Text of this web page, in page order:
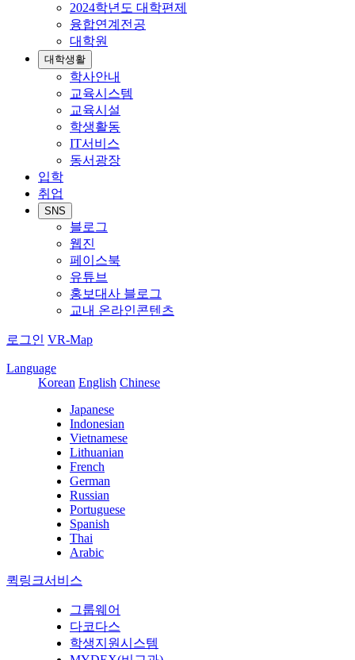
2024학년도 대학편제
융합연계전공
대학원
대학생활
학사안내
교육시스템
교육시설
학생활동
IT서비스
동서광장
입학
취업
SNS
블로그
웹진
페이스북
유튜브
홍보대사 블로그
교내 온라인콘텐츠
로그인 VR-Map
Language
Korean English Chinese
Japanese
Indonesian
Vietnamese
Lithuanian
French
German
Russian
Portuguese
Spanish
Thai
Arabic
퀵링크서비스
그룹웨어
다코다스
학생지원시스템